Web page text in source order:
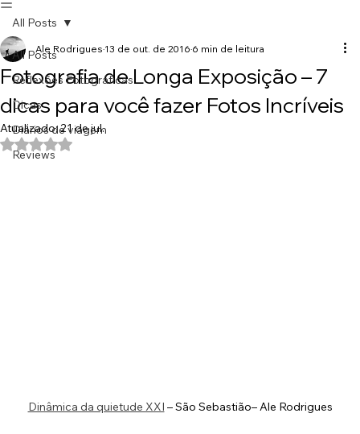
All Posts
Reflexões Fotográficas
Dicas
Diários de viagem
All Posts
Fotografia de Longa Exposição – 7
dicas para você fazer Fotos Incríveis
Ale Rodrigues 13 de out. de 2016 6 min de leitura
Atualizado:21 de jul.